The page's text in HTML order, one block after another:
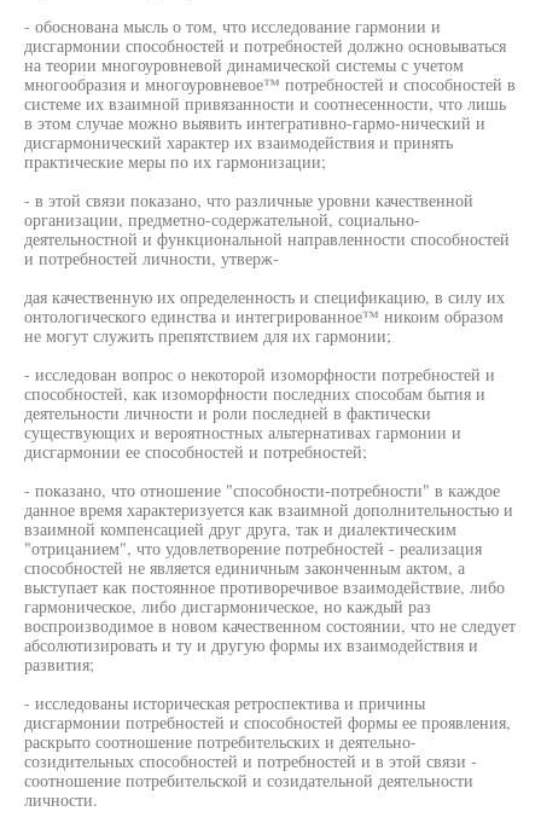
- обоснована мысль о том, что исследование гармонии и
дисгармонии способностей и потребностей должно основываться
на теории многоуровневой динамической системы с учетом
многообразия и многоуровневое™ потребностей и способностей в
системе их взаимной привязанности и соотнесенности, что лишь
в этом случае можно выявить интегративно-гармо-нический и
дисгармонический характер их взаимодействия и принять
практические меры по их гармонизации;
- в этой связи показано, что различные уровни качественной
организации, предметно-содержательной, социально-
деятельностной и функциональной направленности способностей
и потребностей личности, утверж-
дая качественную их определенность и спецификацию, в силу их
онтологического единства и интегрированное™ никоим образом
не могут служить препятствием для их гармонии;
- исследован вопрос о некоторой изоморфности потребностей и
способностей, как изоморфности последних способам бытия и
деятельности личности и роли последней в фактически
существующих и вероятностных альтернативах гармонии и
дисгармонии ее способностей и потребностей;
- показано, что отношение "способности-потребности" в каждое
данное время характеризуется как взаимной дополнительностью и
взаимной компенсацией друг друга, так и диалектическим
"отрицанием", что удовлетворение потребностей - реализация
способностей не является единичным законченным актом, а
выступает как постоянное противоречивое взаимодействие, либо
гармоническое, либо дисгармоническое, но каждый раз
воспроизводимое в новом качественном состоянии, что не следует
абсолютизировать и ту и другую формы их взаимодействия и
развития;
- исследованы историческая ретроспектива и причины
дисгармонии потребностей и способностей формы ее проявления,
раскрыто соотношение потребительских и деятельно-
созидительных способностей и потребностей и в этой связи -
соотношение потребительской и созидательной деятельности
личности.